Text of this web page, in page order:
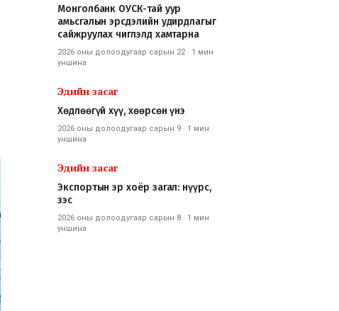
Монголбанк ОУСК-тай уур
амьсгалын эрсдэлийн удирдлагыг
сайжруулах чиглэлд хамтарна
2026 оны долоодугаар сарын 22· 1 мин
уншина
Эдийн засаг
Хөдлөөгүй хүү, хөөрсөн үнэ
2026 оны долоодугаар сарын 9 · 1 мин
уншина
Эдийн засаг
Экспортын эр хоёр загал: нүүрс,
зэс
2026 оны долоодугаар сарын 8 · 1 мин
уншина